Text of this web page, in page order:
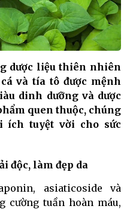
dược liệu thiên nhiên
và tía tô được mệnh
dinh dưỡng và dược
quen thuộc, chúng
ích tuyệt vời cho sức
độc, làm đẹp da
asiaticoside và
cường tuần hoàn máu,